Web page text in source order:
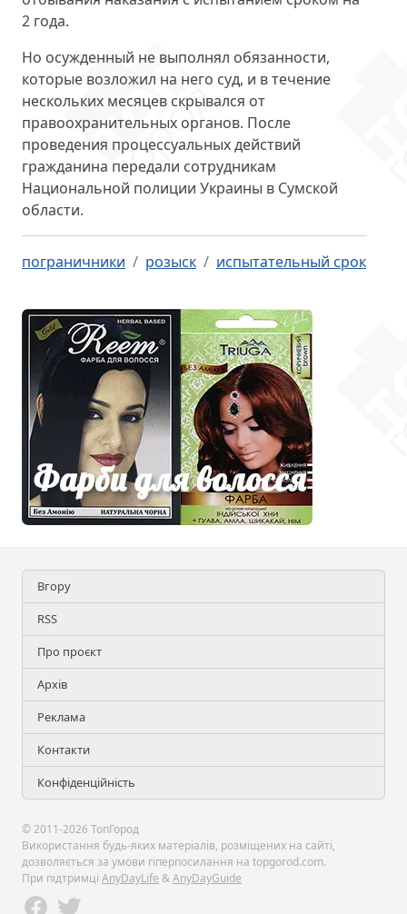
2 года.
Но осужденный не выполнял обязанности,
которые возложил на него суд, и в течение
нескольких месяцев скрывался от
правоохранительных органов. После
проведения процессуальных действий
гражданина передали сотрудникам
Национальной полиции Украины в Сумской
области.
пограничники розыск испытательный срок
Вгору
RSS
Про проєкт
Архів
Реклама
Контакти
Конфіденційність
© 2011-2026 ТопГород
Використання будь-яких матеріалів, розміщених на сайті,
дозволяється за умови гіперпосилання на topgorod.com.
При підтримці AnyDayLife &AnyDayGuide